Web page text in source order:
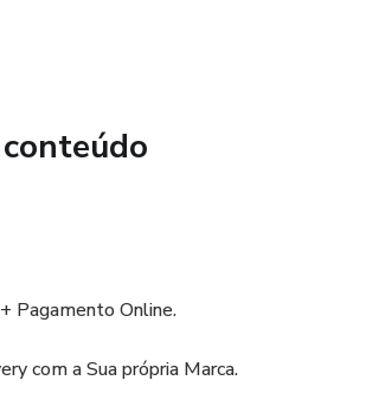
Pagamento Online.
com a Sua própria Marca.